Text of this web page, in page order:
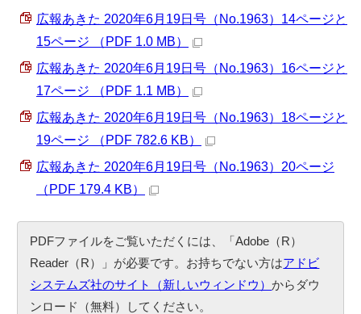
広報あきた 2020年6月19日号（No.1963）14ページと
15ページ （PDF 1.0 MB）
広報あきた 2020年6月19日号（No.1963）16ページと
17ページ （PDF 1.1 MB）
広報あきた 2020年6月19日号（No.1963）18ページと
19ページ （PDF 782.6 KB）
広報あきた 2020年6月19日号（No.1963）20ページ
（PDF 179.4 KB）
PDFファイルをご覧いただくには、「Adobe（R）
Reader（R）」が必要です。お持ちでない方はアドビ
システムズ社のサイト（新しいウィンドウ）からダウ
ンロード（無料）してください。